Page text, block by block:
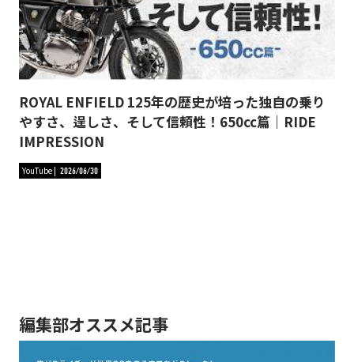
ROYAL ENFIELD 125年の歴史が培った独自の乗り
やすさ、逞しさ、そして信頼性！650cc篇｜RIDE
IMPRESSION
YouTube 2026/06/30
編集部オススメ記事